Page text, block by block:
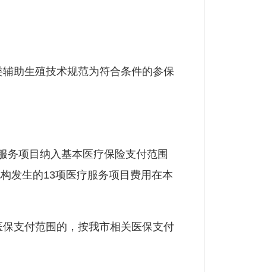
助生殖技术规范为符合条件的参保
项目纳入基本医疗保险支付范围
发生的13项医疗服务项目费用在本
支付范围的，按我市相关医保支付